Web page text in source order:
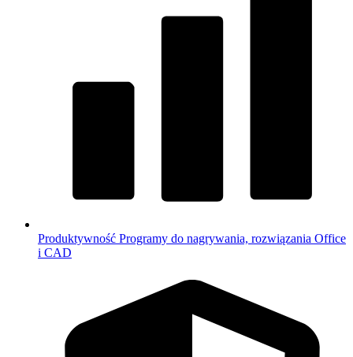
Produktywność Programy do nagrywania, rozwiązania Office
i CAD